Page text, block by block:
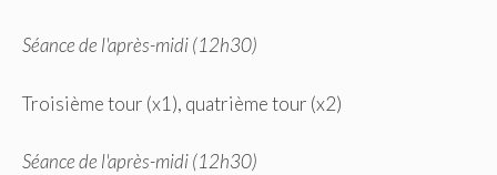
Séance de l'après-midi (12h30)
Troisième tour (x1), quatrième tour (x2)
Séance de l'après-midi (12h30)